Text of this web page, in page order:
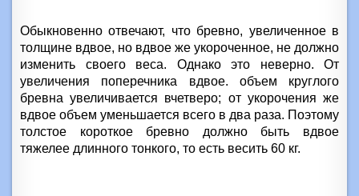
Обыкновенно отвечают, что бревно, увеличенное в
толщине вдвое, но вдвое же укороченное, не должно
изменить своего веса. Однако это неверно. От
увеличения поперечника вдвое. объем круглого
бревна увеличивается вчетверо; от укорочения же
вдвое объем уменьшается всего в два раза. Поэтому
толстое короткое бревно должно быть вдвое
тяжелее длинного тонкого, то есть весить 60 кг.